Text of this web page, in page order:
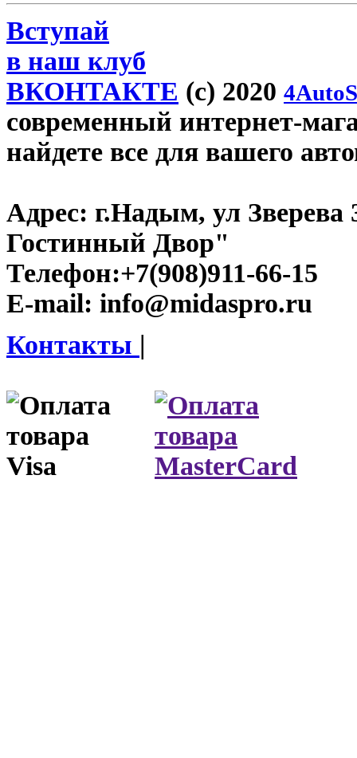
Вступай
в наш клуб
ВКОНТАКТЕ (c) 2020
современный интернет-
найдете все для вашего
Адрес: г.Надым, ул
Гостинный Двор"
Телефон:+7(908)911-66-15
E-mail: info@midaspro.ru
Контакты |